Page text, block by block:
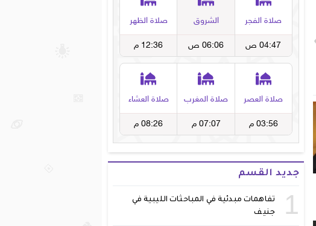
جديد القسم
1
تفاهمات مبدئية في المباحثات الليبية في
جنيف